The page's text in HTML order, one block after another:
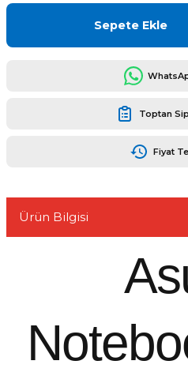
Sepete Ekle
Toptan
Fiyat
Ürün Bilgisi